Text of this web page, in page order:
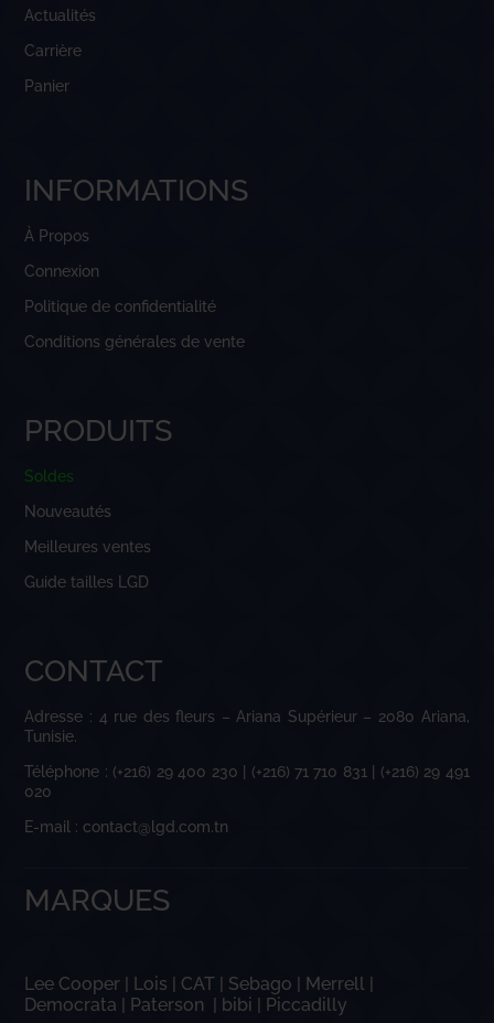
Actualités
Carrière
Panier
INFORMATIONS
À Propos
Connexion
Politique de confidentialité
Conditions générales de vente
PRODUITS
Soldes
Nouveautés
Meilleures ventes
Guide tailles LGD
CONTACT
Adresse : 4 rue des fleurs – Ariana Supérieur – 2080 Ariana,
Tunisie.
Téléphone : (+216) 29 400 230 | (+216) 71 710 831 | (+216) 29 491
020
E-mail : contact@lgd.com.tn
MARQUES
Lee Cooper | Lois | CAT | Sebago | Merrell |
Democrata | Paterson | bibi | Piccadilly